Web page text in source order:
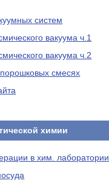
систем
вакуума ч.1
вакуума ч.2
смесях
химии
в хим. лаборатории